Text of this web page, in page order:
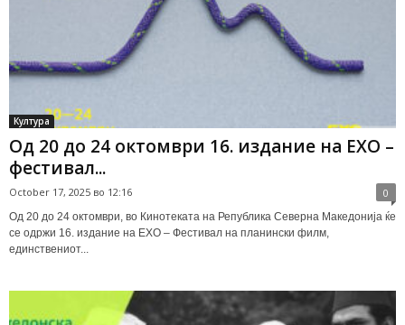
Култура
Од 20 до 24 октомври 16. издание на ЕХО –
фестивал...
October 17, 2025 во 12:16 0
Од 20 до 24 октомври, во Кинотеката на Република Северна Македонија ќе
се одржи 16. издание на ЕХО – Фестивал на планински филм,
единствениот...